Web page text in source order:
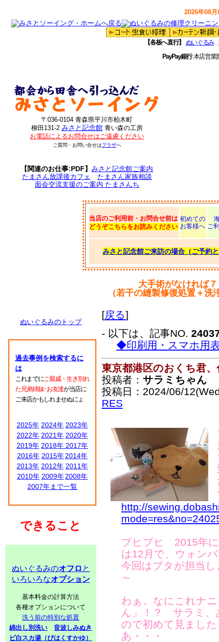
2026年08
【各板へ直行】 ぬいぐるみ
PayPay銀行本店営
〒036-0104 青森県平川市柏木町
柳田131-2 みさと記念館 青い森の工房
お電話によるお問合せはご遠慮ください
ご質問・お問い合せはプラザへ
【関連のお仕事:PDF】みさと記念館ご案内
たまさん放課後カフェ
たまさん家族相談
面会交流支援のご案内 たまさんち
当店のご利用前・お問合せ前は
どうぞこちらをお読みください
初めての
お客様へ ご
みさと記念館ご来訪の場合（ご予約
大手術がなければ
（若干の縫製修復処置＋
ぬいぐるみのトップ
過去事例を検索するに
は
これまでにご親戚・生き別れ
た兄弟姉妹･お友達が当店に
ご来店かもしれませぬにょ
2025年 2024年 2023年
2022年 2021年 2020年
2019年 2018年 2017年
2016年 2015年 2014年
2013年 2012年 2011年
2010年 2009年 2008年
2007年まで一覧
できること
ぬいぐるみのオフロ と
いろいろなオプション
基本料金の計算方法
各種オプションについて
洗う前の特別な処置
綿出し別洗い
音波しみぬき
ビ白スカ湯（びはくすかゆ）
[戻る]
- 以下は、記事NO.
◆印刷用・スマホ用
東京都港区のおくち君
投稿者： サラミちゃん
投稿日：2024/06/
RES
http://
ブヒブヒ 2015年に
は12月で、ウォン
今回はブタが担当
～
わぁ。なにこれナ
ん」！？ サラミ、
ので初めて見まし
あ・・・